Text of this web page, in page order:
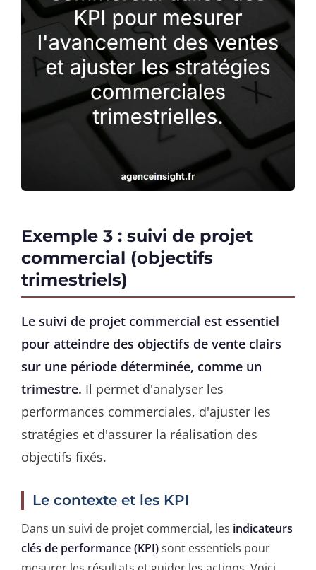
Exemple 3 : suivi de projet
commercial (objectifs
trimestriels)
Le suivi de projet commercial est essentiel
pour atteindre des objectifs de vente clairs
sur une période déterminée, comme un
trimestre. Il permet d'analyser les
performances commerciales, d'ajuster les
stratégies et d'assurer la réalisation des
objectifs fixés.
Le contexte et les KPI
Dans un suivi de projet commercial, les indicateurs
clés de performance (KPI)sont essentiels pour